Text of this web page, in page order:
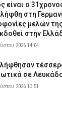
είναι ο
στη
μελών
στην
2026 14:04
σε
2026 13:51